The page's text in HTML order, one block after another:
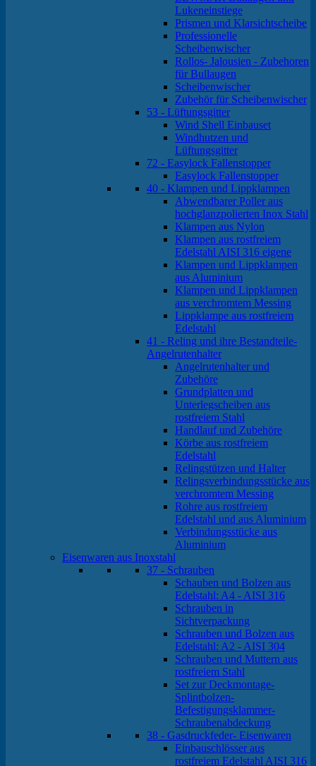
Lukeneinstiege
Prismen und Klarsichtscheibe
Professionelle
Scheibenwischer
Rollos- Jalousien - Zubehoren
für Bullaugen
Scheibenwischer
Zubehör für Scheibenwischer
53 - Lüftungsgitter
Wind Shell Einbauset
Windhutzen und
Lüftungsgitter
72 - Easylock Fallenstopper
Easylock Fallenstopper
40 - Klampen und Lippklampen
Abwendbarer Poller aus
hochglanzpolierten Inox Stahl
Klampen aus Nylon
Klampen aus rostfreiem
Edelstahl AISI 316 eigene
Klampen und Lippklampen
aus Aluminium
Klampen und Lippklampen
aus verchromtem Messing
Lippklampe aus rostfreiem
Edelstahl
41 - Reling und ihre Bestandteile-
Angelrutenhalter
Angelrutenhalter und
Zubehöre
Grundplatten und
Unterlegscheiben aus
rostfreiem Stahl
Handlauf und Zubehöre
Körbe aus rostfreiem
Edelstahl
Relingstützen und Halter
Relingsverbindungsstücke aus
verchromtem Messing
Rohre aus rostfreiem
Edelstahl und aus Aluminium
Verbindungsstücke aus
Aluminium
Eisenwaren aus Inoxstahl
37 - Schrauben
Schauben und Bolzen aus
Edelstahl: A4 - AISI 316
Schrauben in
Sichtverpackung
Schrauben und Bolzen aus
Edelstahl: A2 - AISI 304
Schrauben und Muttern aus
rostfreiem Stahl
Set zur Deckmontage-
Splintbolzen-
Befestigungsklammer-
Schraubenabdeckung
38 - Gasdruckfeder- Eisenwaren
Einbauschlösser aus
rostfreiem Edelstahl AISI 316